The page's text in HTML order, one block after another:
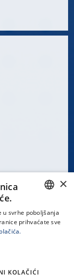
CROATIAN
×
svrhe poboljšanja
prihvaćate sve
KOLAČIĆI